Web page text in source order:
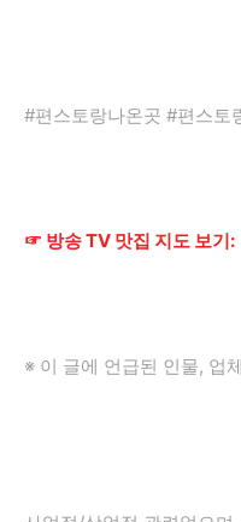
#편스토랑나온곳 #편스토
☞ 방송 TV 맛집 지도 보기:
※ 이 글에 언급된 인물, 업